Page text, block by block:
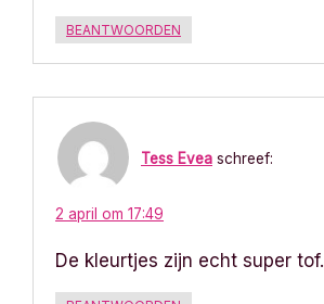
BEANTWOORDEN
Tess Evea schreef:
2 april om 17:49
De kleurtjes zijn echt super tof.